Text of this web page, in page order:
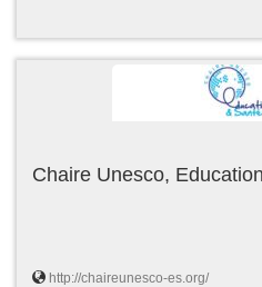
Chaire Unesco,
http://chaireunesco-es.org/